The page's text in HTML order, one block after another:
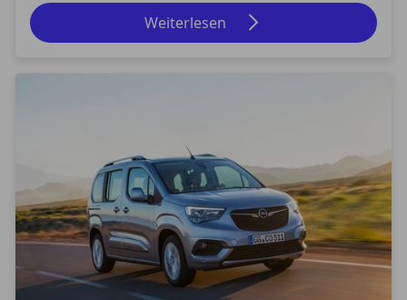
genaue Definition von „kürzere Strecken“ aktuell
kontinuierlich verschiebt. Denn neue Plug-in Hybride
auf dem Markt erzielen eine immer gr
Weiterlesen